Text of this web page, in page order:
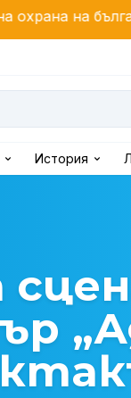
История